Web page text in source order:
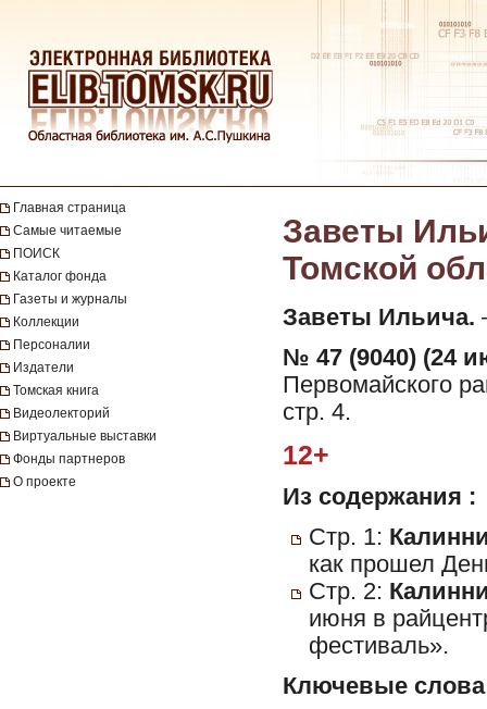
Главная страница
Самые читаемые
ПОИСК
Каталог фонда
Газеты и журналы
Коллекции
Персоналии
Издатели
Томская книга
Видеолекторий
Виртуальные выставки
Фонды партнеров
О проекте
Заветы
Томской
Заветы Ильича.
№ 47 (9040) (24
Первомайского
стр. 4.
12+
Из содержания :
Стр. 1:
как прошел
Стр. 2:
июня в
фестиваль».
Ключевые слова